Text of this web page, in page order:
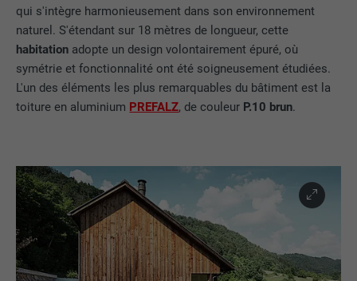
qui s'intègre harmonieusement dans son environnement
naturel. S'étendant sur 18 mètres de longueur, cette
habitation adopte un design volontairement épuré, où
symétrie et fonctionnalité ont été soigneusement étudiées.
L'un des éléments les plus remarquables du bâtiment est la
toiture en aluminium PREFALZ, de couleur P.10 brun.